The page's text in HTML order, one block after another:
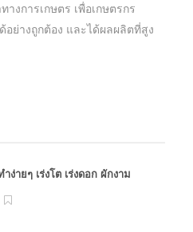
งการเกษตร เพื่อเกษตรกร
ย่างถูกต้อง และได้ผลผลิตที่สูง
ง่ายๆ เร่งโต เร่งดอก ผักงาม